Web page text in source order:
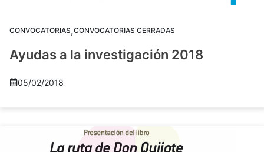
CONVOCATORIAS,CONVOCATORIAS CERRADAS
Ayudas a la investigación 2018
05/02/2018